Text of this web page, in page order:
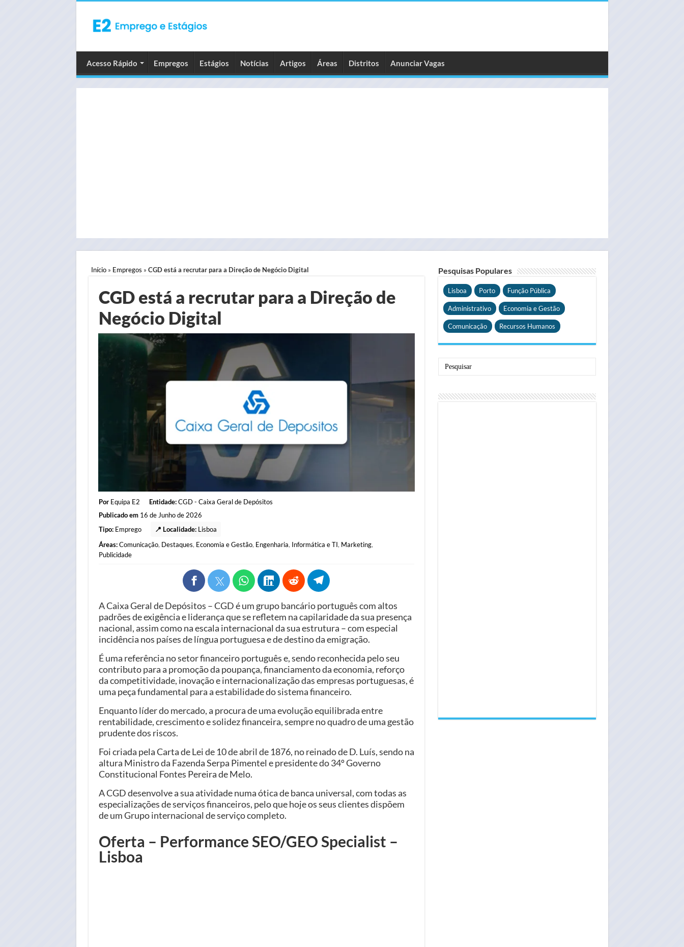
Acesso Rápido Empregos Estágios Notícias Artigos Áreas Distritos Anunciar Vagas
Início» Empregos » CGD está a recrutar para a Direção de Negócio Digital
CGD está a recrutar para a Direção de
Negócio Digital
Por Equipa E2 Entidade:CGD - Caixa Geral de Depósitos
Publicado em16 de Junho de 2026
Tipo: Emprego 📍 Localidade: Lisboa
Áreas: Comunicação, Destaques, Economia e Gestão, Engenharia, Informática e TI, Marketing,
Publicidade
A Caixa Geral de Depósitos – CGD é um grupo bancário português com altos
padrões de exigência e liderança que se refletem na capilaridade da sua presença
nacional, assim como na escala internacional da sua estrutura – com especial
incidência nos países de língua portuguesa e de destino da emigração.
É uma referência no setor financeiro português e, sendo reconhecida pelo seu
contributo para a promoção da poupança, financiamento da economia, reforço
da competitividade, inovação e internacionalização das empresas portuguesas, é
uma peça fundamental para a estabilidade do sistema financeiro.
Enquanto líder do mercado, a procura de uma evolução equilibrada entre
rentabilidade, crescimento e solidez financeira, sempre no quadro de uma gestão
prudente dos riscos.
Foi criada pela Carta de Lei de 10 de abril de 1876, no reinado de D. Luís, sendo na
altura Ministro da Fazenda Serpa Pimentel e presidente do 34º Governo
Constitucional Fontes Pereira de Melo.
A CGD desenvolve a sua atividade numa ótica de banca universal, com todas as
especializações de serviços financeiros, pelo que hoje os seus clientes dispõem
de um Grupo internacional de serviço completo.
Oferta – Performance SEO/GEO Specialist –
Lisboa
Pesquisas Populares
Lisboa Porto Função Pública
Administrativo Economia e Gestão
Comunicação Recursos Humanos